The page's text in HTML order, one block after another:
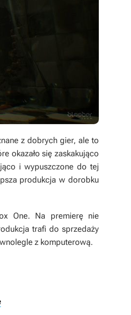
z dobrych gier, ale to
okazało się zaskakująco
i wypuszczone do tej
produkcja w dorobku
One. Na premierę nie
trafi do sprzedaży
z komputerową.